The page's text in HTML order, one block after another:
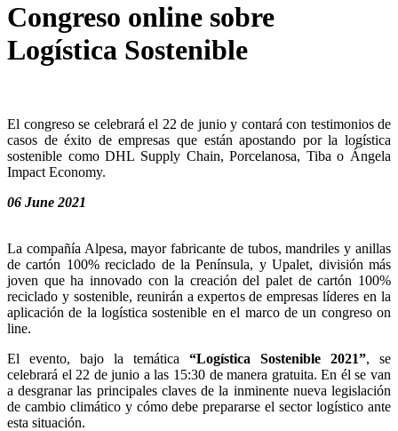
Congreso online sobre
Logística Sostenible
El congreso se celebrará el 22 de junio y contará con testimonios de
casos de éxito de empresas que están apostando por la logística
sostenible como DHL Supply Chain, Porcelanosa, Tiba o Ángela
Impact Economy.
06 June 2021
La compañía Alpesa, mayor fabricante de tubos, mandriles y anillas
de cartón 100% reciclado de la Península, y Upalet, división más
joven que ha innovado con la creación del palet de cartón 100%
reciclado y sostenible, reunirán a expertos de empresas líderes en la
aplicación de la logística sostenible en el marco de un congreso on
line.
El evento, bajo la temática “Logística Sostenible 2021”, se
celebrará el 22 de junio a las 15:30 de manera gratuita. En él se van
a desgranar las principales claves de la inminente nueva legislación
de cambio climático y cómo debe prepararse el sector logístico ante
esta situación.